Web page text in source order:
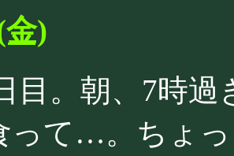
)
目。朝、7時
って…。ちょ